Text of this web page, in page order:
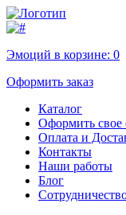
Эмоций в корзине: 0
Оформить заказ
Каталог
Оформить свое
Оплата и
Контакты
Наши работы
Блог